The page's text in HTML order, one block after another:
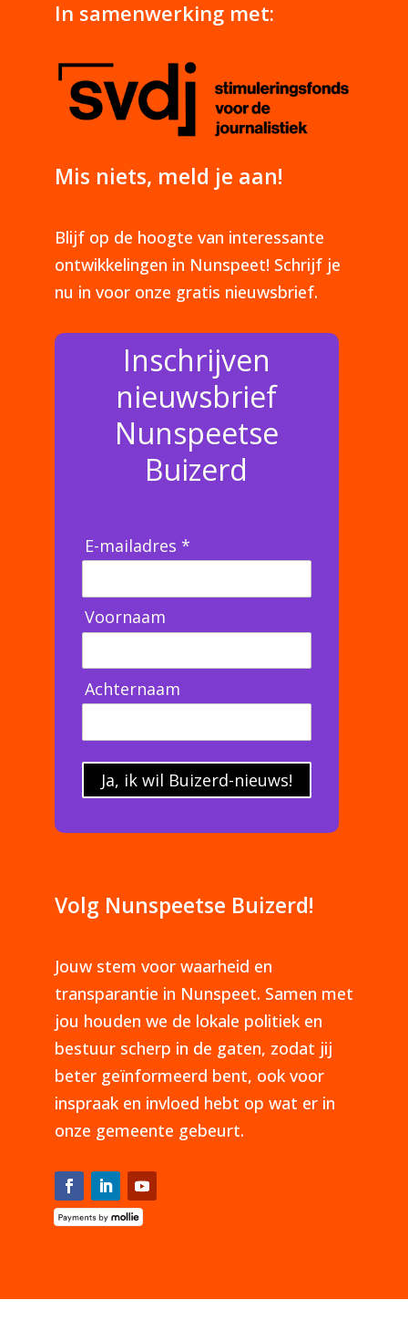
In samenwerking met:
Mis niets, meld je aan!
Blijf op de hoogte van interessante
ontwikkelingen in Nunspeet! Schrijf je
nu in voor onze gratis nieuwsbrief.
Inschrijven
nieuwsbrief
Nunspeetse
Buizerd
E-mailadres *
Voornaam
Achternaam
Ja, ik wil Buizerd-nieuws!
Volg Nunspeetse Buizerd!
Jouw stem voor waarheid en
transparantie in Nunspeet. Samen met
jou houden we de lokale politiek en
bestuur scherp in de gaten, zodat jij
beter geïnformeerd bent, ook voor
inspraak en invloed hebt op wat er in
onze gemeente gebeurt.